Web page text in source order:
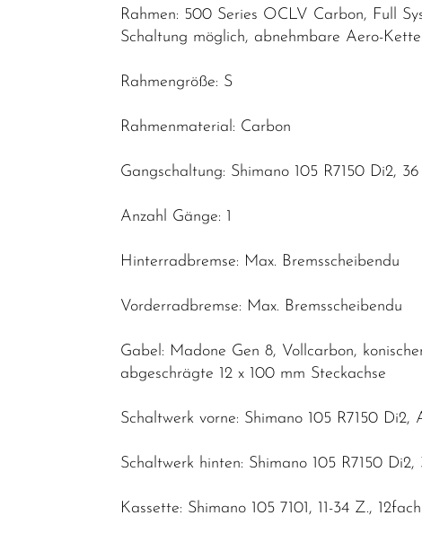
Rahmen: 500 Series OCLV Carbon, Full
Schaltung möglich, abnehmbare Aero-
Rahmengröße: S
Rahmenmaterial: Carbon
Gangschaltung: Shimano 105 R7150 Di2,
Anzahl Gänge: 1
Hinterradbremse: Max. Bremsscheibendu
Vorderradbremse: Max. Bremsscheibendu
Gabel: Madone Gen 8, Vollcarbon,
abgeschrägte 12 x 100 mm Steckachse
Schaltwerk vorne: Shimano 105 R7150 Di2,
Schaltwerk hinten: Shimano 105 R7150
Kassette: Shimano 105 7101, 11-34 Z., 12fach